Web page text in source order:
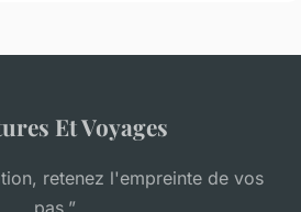
Et Voyages
retenez l'empreinte de vos
pas.”